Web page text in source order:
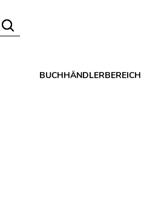
BUCHHÄNDLERBEREICH